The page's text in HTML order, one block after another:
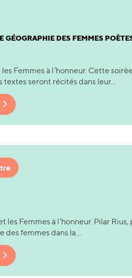
GÉOGRAPHIE DES FEMMES
Femmes à l’honneur. Cette
textes seront récités dans leur...
les Femmes à l’honneur. Pilar
des femmes dans la...